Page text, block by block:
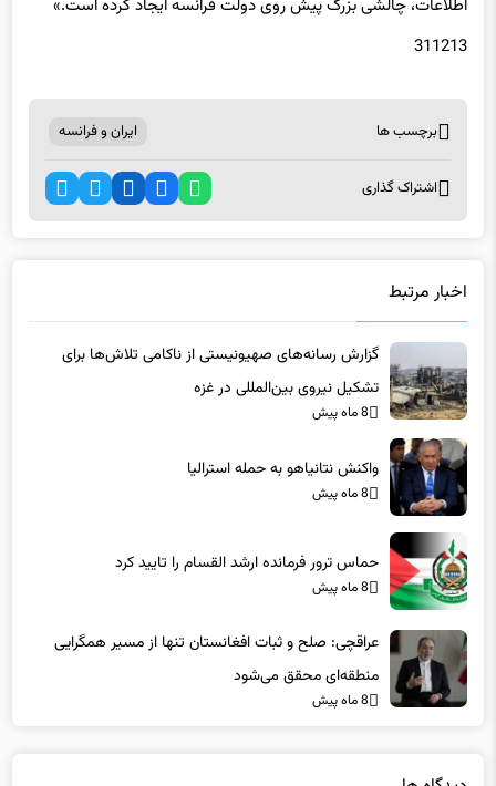
311213
گزارش رسانه‌های صهیونیستی از ناکامی تلاش‌ها برای
تشکیل نیروی بین‌المللی در غزه
8 ماه پیش
8 ماه پیش
منطقه‌ای محقق می‌شود
8 ماه پیش